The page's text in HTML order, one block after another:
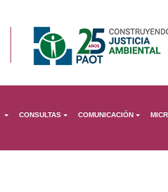
CONSULTAS COMUNICACIÓN